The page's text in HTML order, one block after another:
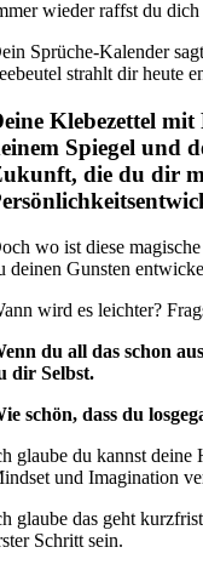
wieder raffst du
Sprüche-Kalender
strahlt dir heute
Klebezettel
Spiegel und
die du dir
wo ist diese
deinen Gunsten
wird es leichter?
du all das schon
dir Selbst.
schön, dass du
glaube du kannst deine
und Imagination
glaube das geht
Schritt sein.